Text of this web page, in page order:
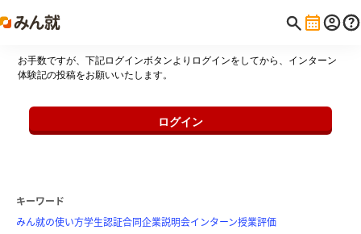
お手数ですが、下記ログインボタンよりログインをしてから、インターン
体験記の投稿をお願いいたします。
ログイン
キーワード
みん就の使い方学生認証合同企業説明会インターン授業評価